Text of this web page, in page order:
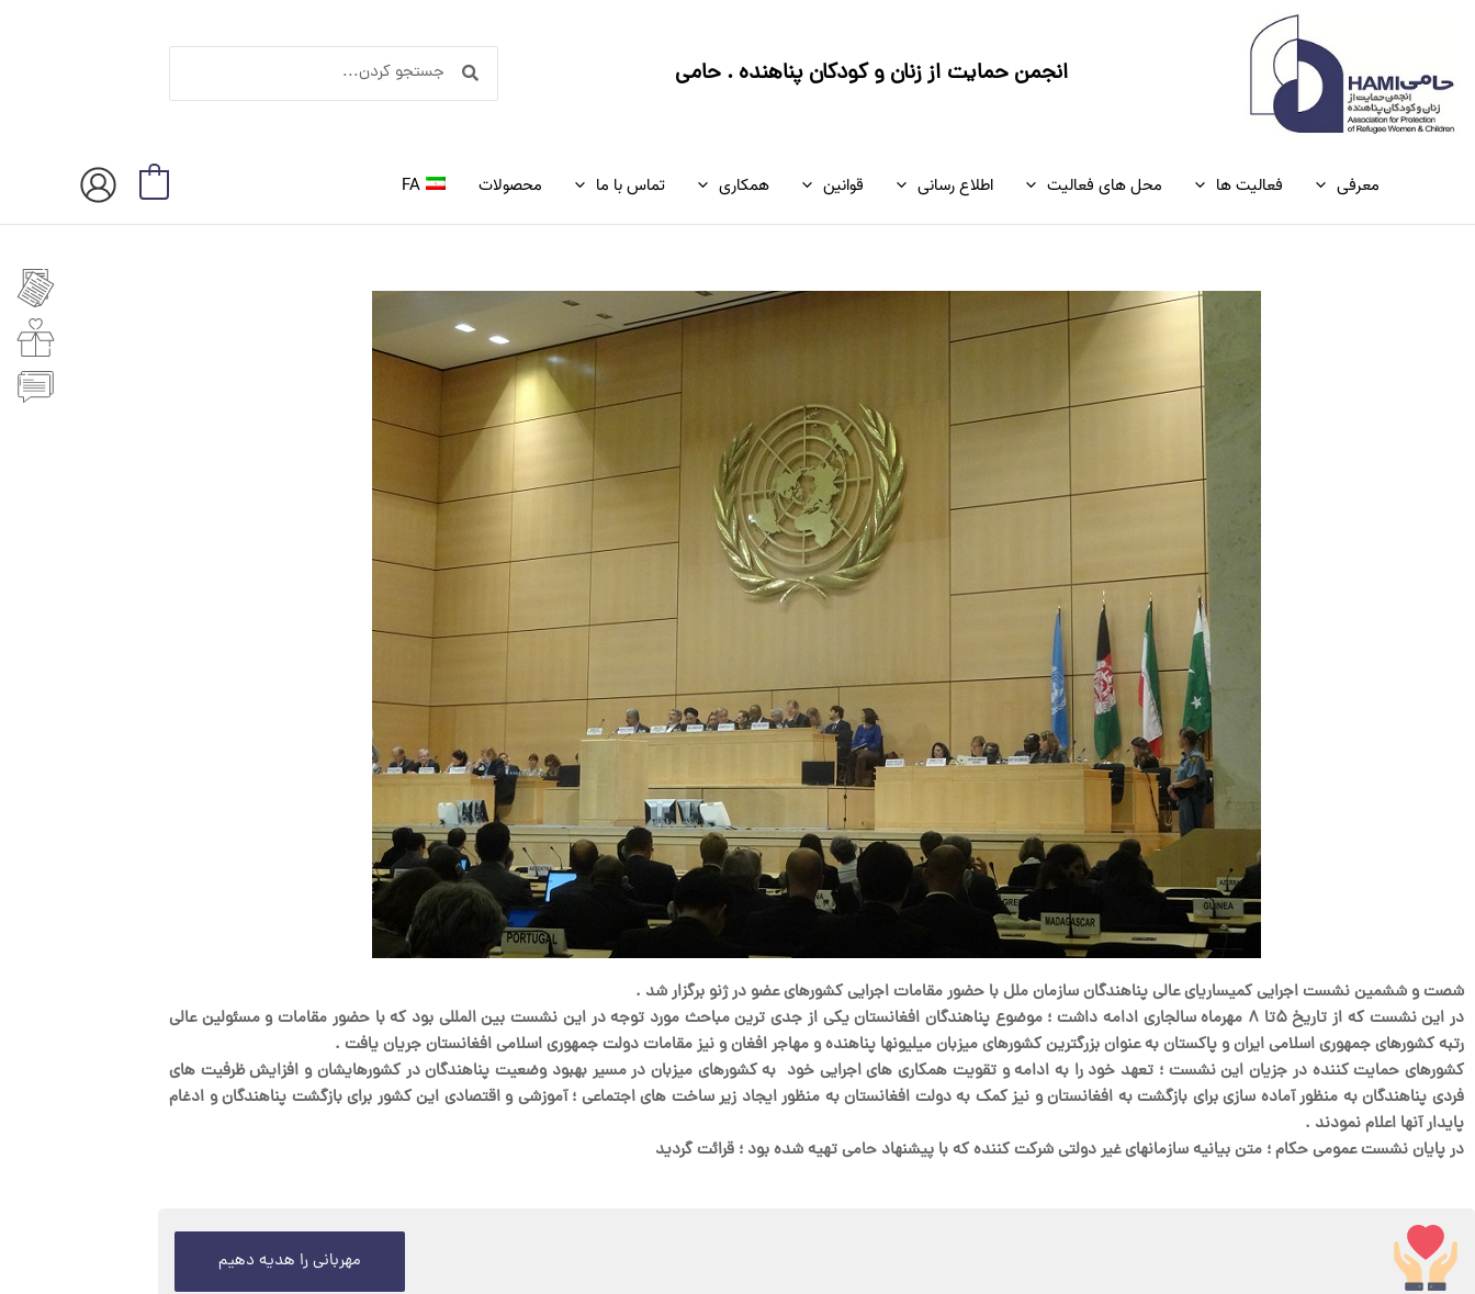
انجمن حمایت از زنان و کودکان پناهنده . حامی
جستجو
کردنکردن
معرفی فعالیت ها محل های فعالیت اطلاع رسانی قوانین همکاری تماس با ما محصولات FA
شصت و ششمین نشست اجرایی کمیساریای عالی پناهندگان سازمان ملل با حضور مقامات اجرایی کشورهای عضو در ژنو برگزار شد .
در این نشست که از تاریخ ۵تا ۸ مهرماه سالجاری ادامه داشت ؛ موضوع پناهندگان افغانستان یکی از جدی ترین مباحث مورد توجه در این نشست بین المللی بود که با حضور مقامات و مسئولین عالی
رتبه کشورهای جمهوری اسلامی ایران و پاکستان به عنوان بزرگترین کشورهای میزبان میلیونها پناهنده و مهاجر افغان و نیز مقامات دولت جمهوری اسلامی افغانستان جریان یافت .
کشورهای حمایت کننده در جزیان این نشست ؛ تعهد خود را به ادامه و تقویت همکاری های اجرایی خود به کشورهای میزبان در مسیر بهبود وضعیت پناهندگان در کشورهایشان و افزایش ظرفیت های
فردی پناهندگان به منظور آماده سازی برای بازگشت به افغانستان و نیز کمک به دولت افغانستان به منظور ایجاد زیر ساخت های اجتماعی ؛ آموزشی و اقتصادی این کشور برای بازگشت پناهندگان و ادغام
پایدار آنها اعلام نمودند .
در پایان نشست عمومی حکام ؛ متن بیانیه سازمانهای غیر دولتی شرکت کننده که با پیشنهاد حامی تهیه شده بود ؛ قرائت گردید
مهربانی را هدیه دهیم